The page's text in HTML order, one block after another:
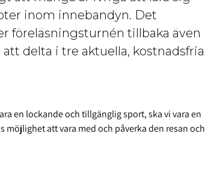
inom innebandyn. Det
föreläsningsturnén tillbaka även
delta i tre aktuella, kostnadsfria
en lockande och tillgänglig sport, ska vi vara en
möjlighet att vara med och påverka den resan och